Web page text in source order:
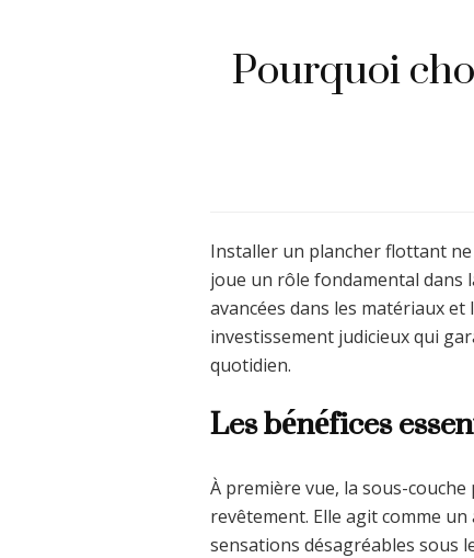
Pourquoi
Installer un plancher flottant
joue un rôle fondamental dans
avancées dans les matériaux
investissement judicieux qui
quotidien.
Les bénéfices
À première vue, la sous-
revêtement. Elle agit comme
sensations désagréables sous